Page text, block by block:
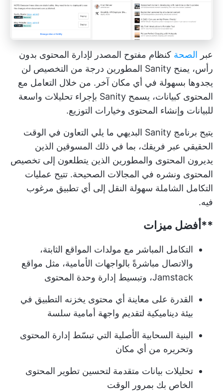
عبر الصحة كنظام مفتوح المصدر لإدارة المحتوى بدون
رأس، يمنح Sanity المطورين درجة من التخصيص لن
يجدوها بسهولة في أي مكان آخر. من خلال التعامل مع
المحتوى كبيانات، يسمح Sanity بإجراء تحليلات واسعة
للبيانات وإنشاء المحتوى وخيارات التوزيع.
يتيح برنامج Sanity البديهي ما يلي
التعاون في الوقت
الحقيقي عبر فريقك، بما في ذلك المسوقين الذين
يديرون المحتوى والمطورين الذين يتطلعون إلى تخصيص
المحتوى ونشره في المجالات الصحيحة. تتيح عمليات
التكامل الشاملة سهولة النقل إلى أي تطبيق مرغوب
فيه.
**أفضل ميزات
التكامل المباشر مع مولدات المواقع الثابتة،
والاتصال مباشرةً بالواجهات الأمامية، مثل مواقع
Jamstack، وتبسيط إدارة وحدة المحتوى
القدرة على معاينة أي محتوى يخزنه التطبيق في
بيئة ديناميكية لتقديم واجهة أمامية سلسة
البنية السحابية الأصلية التي تبسّط إدارة المحتوى
وتحريره من أي مكان
تحليلات بيانات متقدمة لتحسين تطوير المحتوى
الخاص بك بمرور الوقت